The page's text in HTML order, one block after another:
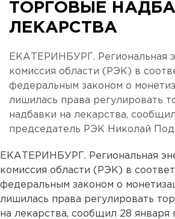
ТОРГОВЫЕ
ЛЕКАРСТВА
ЕКАТЕРИНБУРГ. Региональная
комиссия области (РЭК) в
федеральным законом о
лишилась права регулировать
надбавки на лекарства,
председатель РЭК Николай
ЕКАТЕРИНБУРГ. Региональная
комиссия области (РЭК) в
федеральным законом о
лишилась права регулировать
на лекарства, сообщил 28